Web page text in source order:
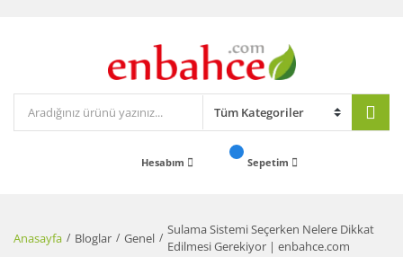
Hesabım Sepetim
Anasayfa Bloglar Genel
Sulama Sistemi Seçerken Nelere Dikkat
Edilmesi Gerekiyor | enbahce.com